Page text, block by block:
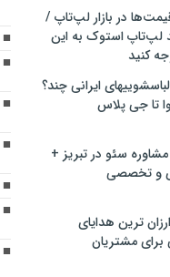
در بازار لپ‌تاپ /
لپ‌تاپ استوک به این
کنید
ماشین لباسشویی‎های ایرانی چند؟
تا جی پلاس
سئو در تبریز +
و تخصصی
ترین هدایای
برای مشتریان